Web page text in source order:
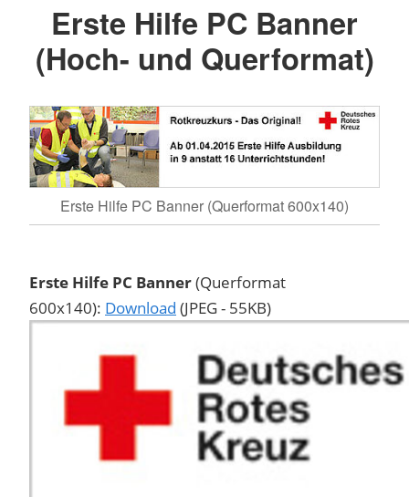
Erste Hilfe PC Banner
(Hoch- und Querformat)
Erste Hilfe PC Banner (Querformat 600x140)
Erste Hilfe PC Banner(Querformat
600x140): Download (JPEG - 55KB)